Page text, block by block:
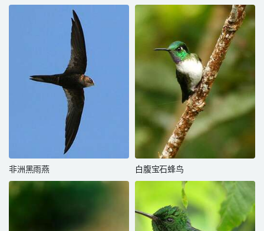
非洲黑雨燕 白腹宝石蜂鸟